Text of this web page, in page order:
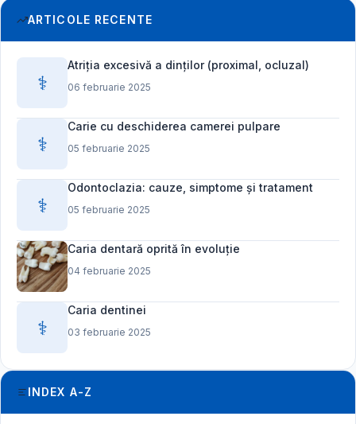
ARTICOLE RECENTE
⚕️
Atriția excesivă a dinților (proximal, ocluzal)
06 februarie 2025
⚕️
Carie cu deschiderea camerei pulpare
05 februarie 2025
⚕️
Odontoclazia: cauze, simptome și tratament
05 februarie 2025
Caria dentară oprită în evoluție
04 februarie 2025
⚕️
Caria dentinei
03 februarie 2025
INDEX A-Z